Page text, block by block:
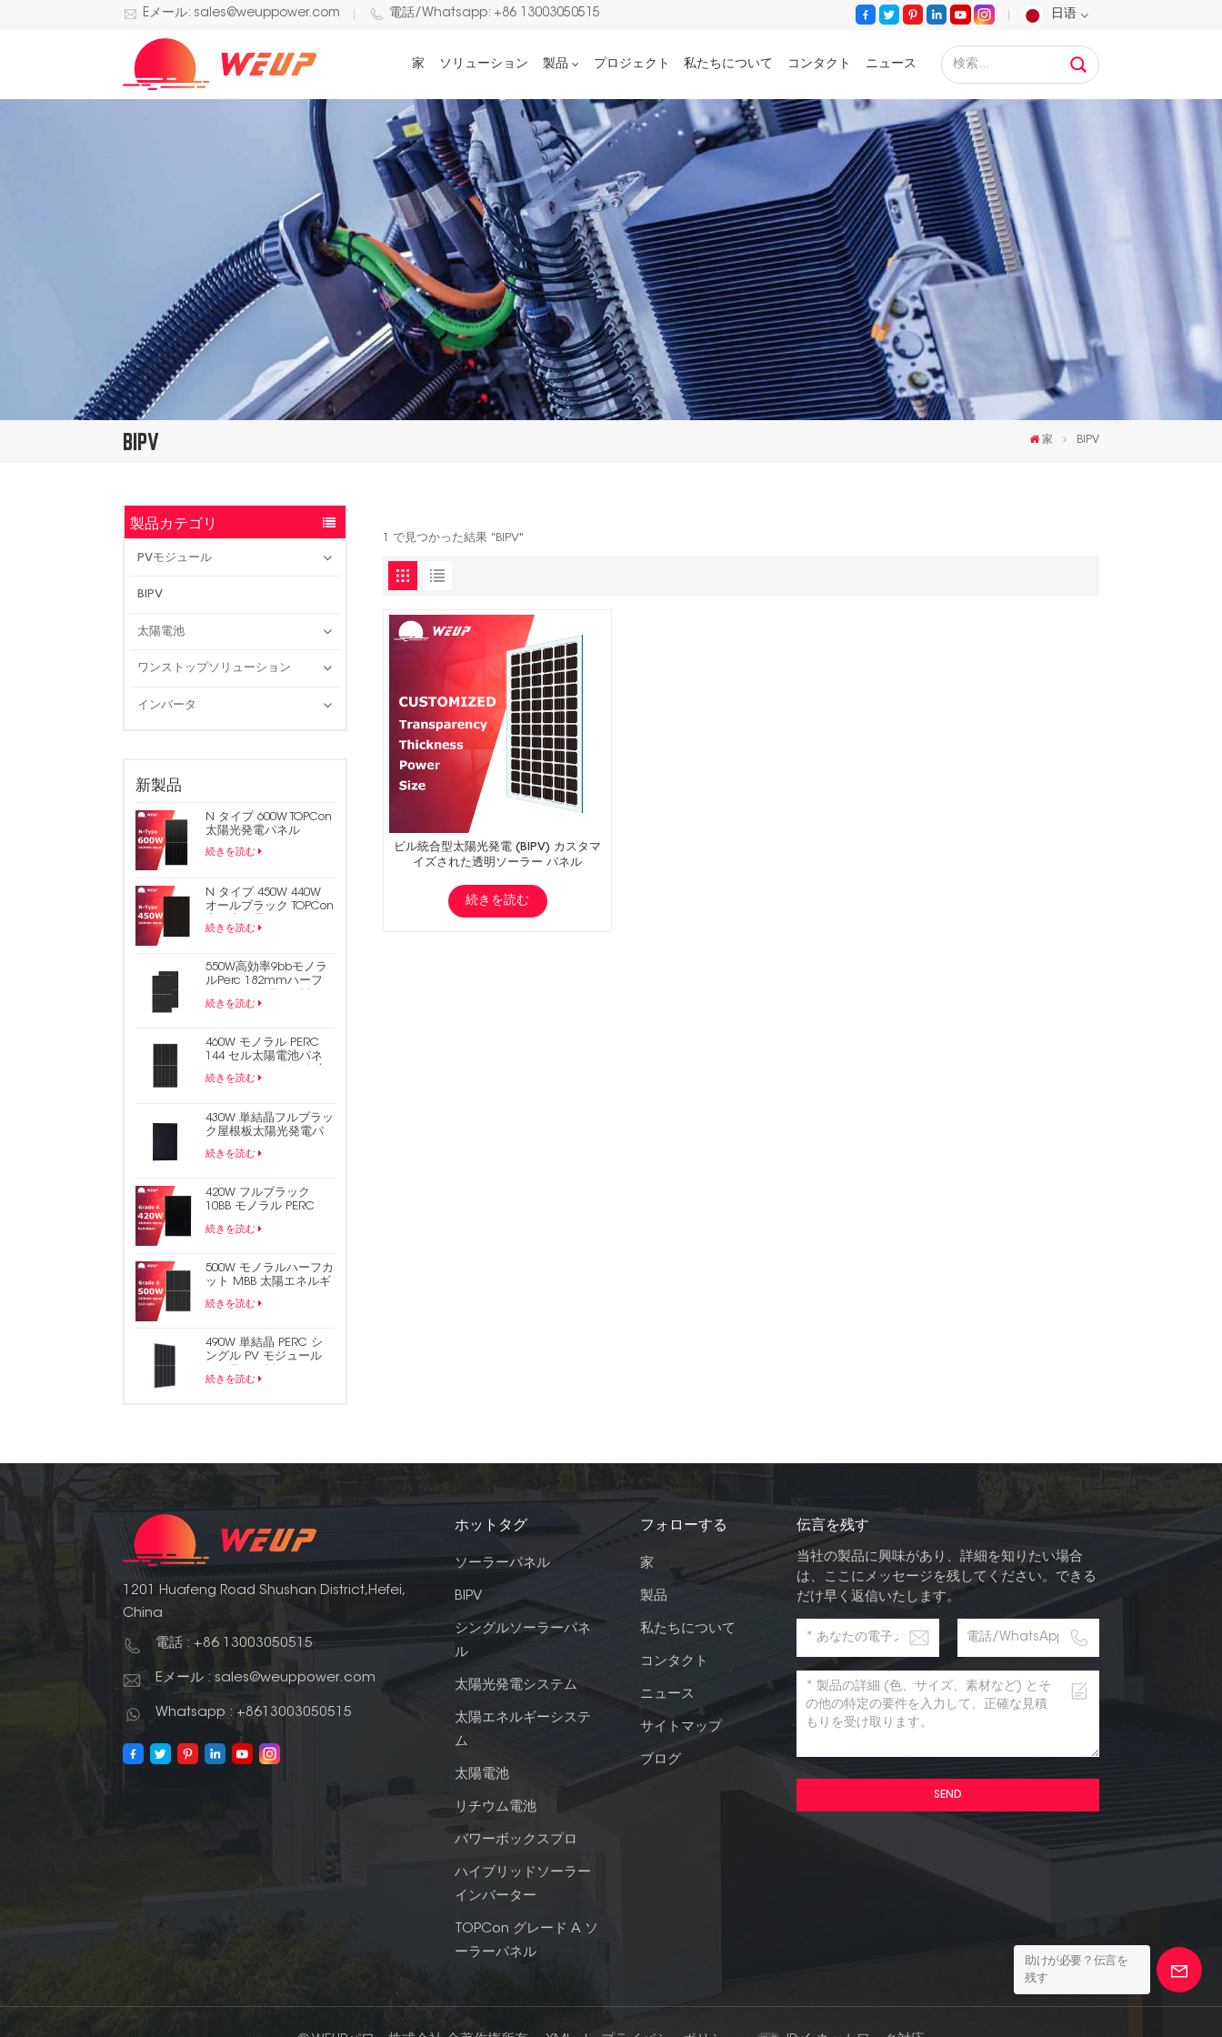
Eメール: sales@weuppower.com 電話/Whatsapp: +86 13003050515 日语
English
Français
Deutsch
Русский
Español
Português
日语
家 ソリューション 製品 プロジェクト 私たちについて コンタクト ニュース
BIPV 家 BIPV
製品カテゴリ
PVモジュール
BIPV
太陽電池
ワンストップソリューション
インバータ
新製品
N タイプ 600W TOPCon
太陽光発電パネル
続きを読む
N タイプ 450W 440W
オールブラック TOPCon
続きを読む
550W高効率9bbモノラ
ルPerc 182mmハーフ
続きを読む
460W モノラル PERC
144 セル太陽電池パネ
陽光発電パネル
続きを読む
430W 単結晶フルブラッ
ク屋根板太陽光発電パ
続きを読む
420W フルブラック
10BB モノラル PERC
ソーラーパネル
続きを読む
500W モノラルハーフカ
ット MBB 太陽エネルギ
続きを読む
490W 単結晶 PERC シ
ングル PV モジュール
続きを読む
1 で見つかった結果 "BIPV"
ビル統合型太陽光発電 (BIPV) カスタマ
イズされた透明ソーラー パネル
続きを読む
1201 Huafeng Road Shushan District,Hefei,
China
電話 : +86 13003050515
Eメール : sales@weuppower.com
Whatsapp : +8613003050515
ホットタグ
ソーラーパネル
BIPV
シングルソーラーパネ
ル
太陽光発電システム
太陽エネルギーシステ
ム
太陽電池
リチウム電池
パワーボックスプロ
ハイブリッドソーラー
インバーター
TOPCon グレード A ソ
ーラーパネル
フォローする
家
製品
私たちについて
コンタクト
ニュース
サイトマップ
ブログ
伝言を残す
当社の製品に興味があり、詳細を知りたい場合
は、ここにメッセージを残してください。できる
だけ早く返信いたします。
SEND
助けが必要？伝言を
残す